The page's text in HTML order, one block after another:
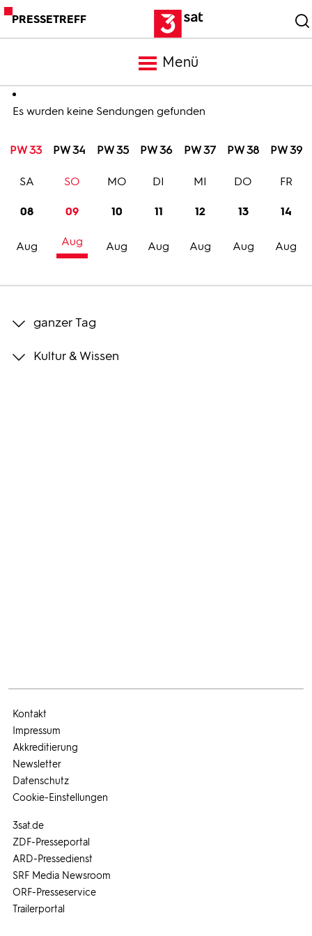
PRESSETREFF
Menü
Meldungen
Programm
Trailer
Bilder
Es wurden keine Sendungen gefunden
PW 33 PW 34 PW 35 PW 36 PW 37 PW 38 PW 39
08
Aug
SA
09
Aug
SO
10
Aug
MO
11
Aug
DI
12
Aug
MI
13
Aug
DO
14
Aug
FR
ganzer Tag
Kultur & Wissen
3sat.de
ZDF-Presseportal
ARD-Pressedienst
SRF Media Newsroom
ORF-Presseservice
Trailerportal
Kontakt
Impressum
Akkreditierung
Newsletter
Datenschutz
Cookie-Einstellungen